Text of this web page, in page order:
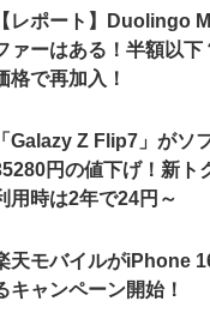
【レポート】Duolingo
ァーはある！半額以下
格で再加入！
「Galazy Z Flip7」がソ
円の値下げ！新ト
用時は2年で24円～
天モバイルがiPhone
キャンペーン開始！